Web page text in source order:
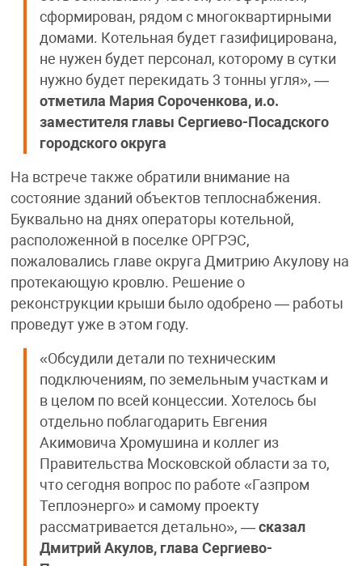
сформирован, рядом с многоквартирными
домами. Котельная будет газифицирована,
не нужен будет персонал, которому в сутки
нужно будет перекидать 3 тонны угля», —
отметила Мария Сороченкова, и.о.
заместителя главы Сергиево-Посадского
городского округа
На встрече также обратили внимание на
состояние зданий объектов теплоснабжения.
Буквально на днях операторы котельной,
расположенной в поселке ОРГРЭС,
пожаловались главе округа Дмитрию Акулову на
протекающую кровлю. Решение о
реконструкции крыши было одобрено — работы
проведут уже в этом году.
«Обсудили детали по техническим
подключениям, по земельным участкам и
в целом по всей концессии. Хотелось бы
отдельно поблагодарить Евгения
Акимовича Хромушина и коллег из
Правительства Московской области за то,
что сегодня вопрос по работе «Газпром
Теплоэнерго» и самому проекту
рассматривается детально», — сказал
Дмитрий Акулов, глава Сергиево-